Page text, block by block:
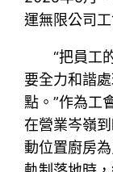
運無限公司工
“把員工
要全力和諧
點。”作為
在營業岑嶺
動位置廚房